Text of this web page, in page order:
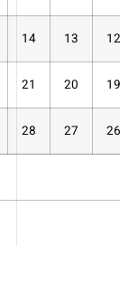
12
13
14
19
20
21
26
27
28